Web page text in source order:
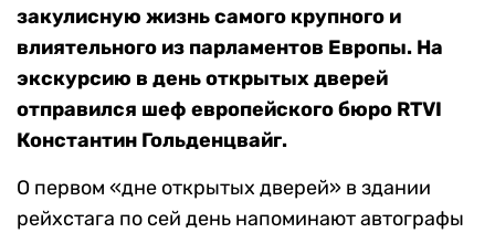
закулисную жизнь самого крупного и
влиятельного из парламентов Европы. На
экскурсию в день открытых дверей
отправился шеф европейского бюро RTVI
Константин Гольденцвайг.
О первом «дне открытых дверей» в здании
рейхстага по сей день напоминают автографы